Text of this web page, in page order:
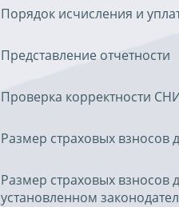
Порядок исчисления и
Представление отчетности
Проверка корректности
Размер страховых взносов
Размер страховых взносов
установленном